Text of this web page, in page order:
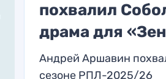
похвалил
драма для
Андрей Аршавин
сезоне РПЛ-2025/26